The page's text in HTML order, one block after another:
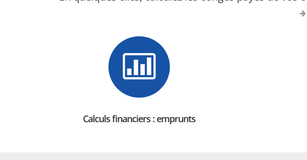
Calculs financiers : emprunts